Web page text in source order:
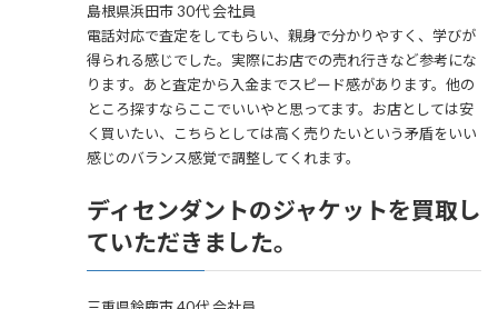
島根県浜田市 30代 会社員
電話対応で査定をしてもらい、親身で分かりやすく、学びが
得られる感じでした。実際にお店での売れ行きなど参考にな
ります。あと査定から入金までスピード感があります。他の
ところ探すならここでいいやと思ってます。お店としては安
く買いたい、こちらとしては高く売りたいという矛盾をいい
感じのバランス感覚で調整してくれます。
ディセンダントのジャケットを買取し
ていただきました。